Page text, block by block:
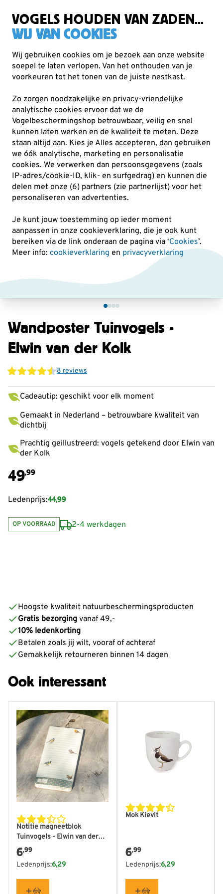
VOGELS HOUDEN VAN ZADEN...
WIJ VAN COOKIES
Wij gebruiken cookies om je bezoek aan onze website
soepel te laten verlopen. Van het onthouden van je
voorkeuren tot het tonen van de juiste nestkast.
Zo zorgen noodzakelijke en privacy-vriendelijke
analytische cookies ervoor dat we de
Vogelbeschermingshop betrouwbaar, veilig en snel
kunnen laten werken en de kwaliteit te meten. Deze
staan altijd aan. Kies je Alles accepteren, dan gebruiken
we óók analytische, marketing en personalisatie
cookies. We verwerken dan persoonsgegevens (zoals
IP-adres/cookie-ID, klik- en surfgedrag) en kunnen die
delen met onze (6) partners (zie partnerlijst) voor het
personaliseren van advertenties.
Je kunt jouw toestemming op ieder moment
aanpassen in onze cookieverklaring, die je ook kunt
bereiken via de link onderaan de pagina via ‘Cookies’.
Meer info: cookieverklaring en privacyverklaring
Cadeaus Kijkkaarten
Wandposter Tuinvogels -
Elwin van der Kolk
8 reviews
Cadeautip: geschikt voor elk moment
Gemaakt in Nederland – betrouwbare kwaliteit van
dichtbij
Prachtig geillustreerd: vogels getekend door Elwin van
der Kolk
49,99
Ledenprijs:44,99
OP VOORRAAD 2-4 werkdagen
Hoogste kwaliteit natuurbeschermingsproducten
Gratis bezorging vanaf 49,-
10% ledenkorting
Betalen zoals jij wilt, vooraf of achteraf
Gemakkelijk retourneren binnen 14 dagen
Ook interessant
Notitie magneetblok
Tuinvogels - Elwin van der
Kolk
6,99
Ledenprijs:6,29
Mok Kievit
6,99
Ledenprijs:6,29